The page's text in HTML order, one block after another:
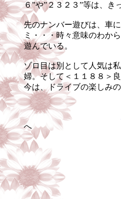
６”や”２３２３”等は、き
先のナンバー遊びは、車
ミ・・・時々意味のわか
遊んでいる。
ゾロ目は別として人気は
婦。そして＜１１８８＞
今は、ドライブの楽しみ
へ